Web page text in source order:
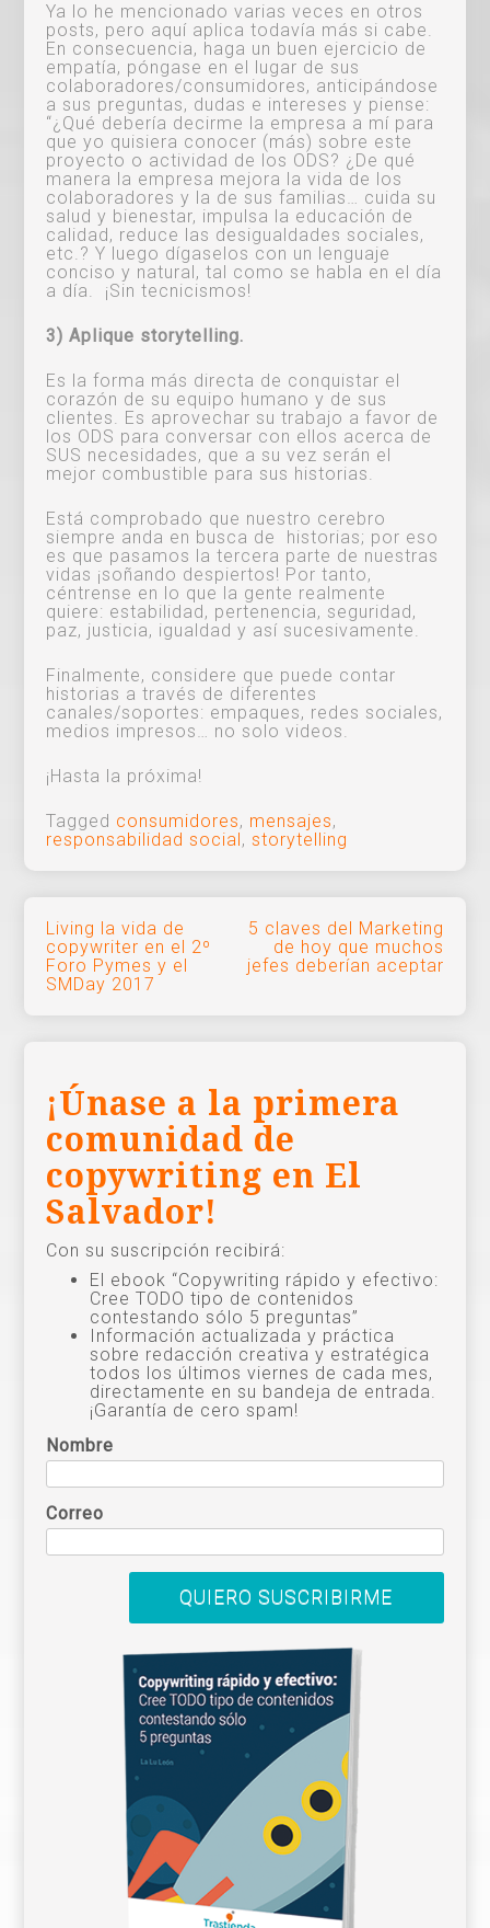
Ya lo he mencionado varias veces en otros
posts, pero aquí aplica todavía más si cabe.
En consecuencia, haga un buen ejercicio de
empatía, póngase en el lugar de sus
colaboradores/consumidores, anticipándose
a sus preguntas, dudas e intereses y piense:
“¿Qué debería decirme la empresa a mí para
que yo quisiera conocer (más) sobre este
proyecto o actividad de los ODS? ¿De qué
manera la empresa mejora la vida de los
colaboradores y la de sus familias… cuida su
salud y bienestar, impulsa la educación de
calidad, reduce las desigualdades sociales,
etc.? Y luego dígaselos con un lenguaje
conciso y natural, tal como se habla en el día
a día. ¡Sin tecnicismos!
3) Aplique storytelling.
Es la forma más directa de conquistar el
corazón de su equipo humano y de sus
clientes. Es aprovechar su trabajo a favor de
los ODS para conversar con ellos acerca de
SUS necesidades, que a su vez serán el
mejor combustible para sus historias.
Está comprobado que nuestro cerebro
siempre anda en busca de historias; por eso
es que pasamos la tercera parte de nuestras
vidas ¡soñando despiertos! Por tanto,
céntrense en lo que la gente realmente
quiere: estabilidad, pertenencia, seguridad,
paz, justicia, igualdad y así sucesivamente.
Finalmente, considere que puede contar
historias a través de diferentes
canales/soportes: empaques, redes sociales,
medios impresos… no solo videos.
¡Hasta la próxima!
Tagged consumidores, mensajes,
responsabilidad social,storytelling
Navegación
de
Living la vida de
copywriter en el 2º
Foro Pymes y el
SMDay 2017
5 claves del Marketing
de hoy que muchos
jefes deberían aceptar
¡Únase a la primera
comunidad de
copywriting en El
Salvador!
Con su suscripción recibirá:
El ebook “Copywriting rápido y efectivo:
Cree TODO tipo de contenidos
contestando sólo 5 preguntas”
Información actualizada y práctica
sobre redacción creativa y estratégica
todos los últimos viernes de cada mes,
directamente en su bandeja de entrada.
¡Garantía de cero spam!
Nombre
Correo